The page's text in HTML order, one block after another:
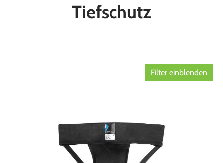
Tiefschutz
Filter einblenden